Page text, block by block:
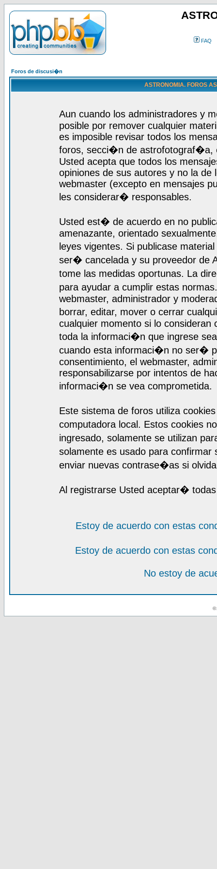
FAQ
Foros de discusi�n
ASTRONOMIA. FOROS
Aun cuando los administradores y
posible por remover cualquier
es imposible revisar todos los
foros, secci�n de astrofotograf�a,
Usted acepta que todos los
opiniones de sus autores y no la
webmaster (excepto en mensajes
les considerar� responsables.
Usted est� de acuerdo en no
amenazante, orientado
leyes vigentes. Si publicase
ser� cancelada y su proveedor de
tome las medidas oportunas. La
para ayudar a cumplir estas
webmaster, administrador y
borrar, editar, mover o cerrar
cualquier momento si lo consideran
toda la informaci�n que ingrese
cuando esta informaci�n no ser�
consentimiento, el webmaster,
responsabilizarse por intentos de
informaci�n se vea comprometida.
Este sistema de foros utiliza
computadora local. Estos cookies
ingresado, solamente se utilizan
solamente es usado para
enviar nuevas contrase�as si
Al registrarse Usted aceptar�
Estoy de acuerdo con estas
Estoy de acuerdo con estas
No estoy de
©